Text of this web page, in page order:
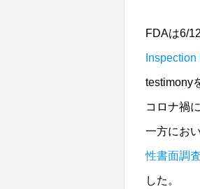
FDAは6/
testimony
コロナ禍
一方にお
性書面調
した。